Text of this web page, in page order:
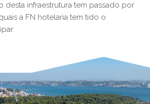
desta infraestrutura tem passado por
a FN hotelaria tem tido o